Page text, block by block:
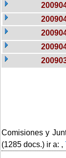
Comisiones y
(1285 docs.) ir a: ,